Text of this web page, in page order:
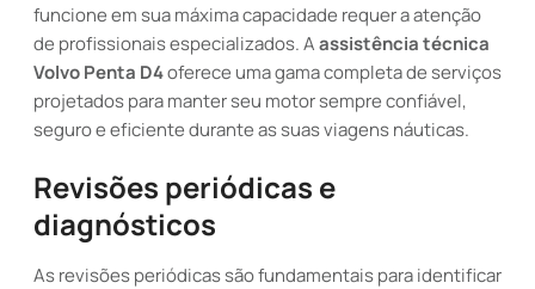
funcione em sua máxima capacidade requer a atenção
de profissionais especializados. Aassistência técnica
Volvo Penta D4oferece uma gama completa de serviços
projetados para manter seu motor sempre confiável,
seguro e eficiente durante as suas viagens náuticas.
Revisões periódicas e
diagnósticos
As revisões periódicas são fundamentais para identificar